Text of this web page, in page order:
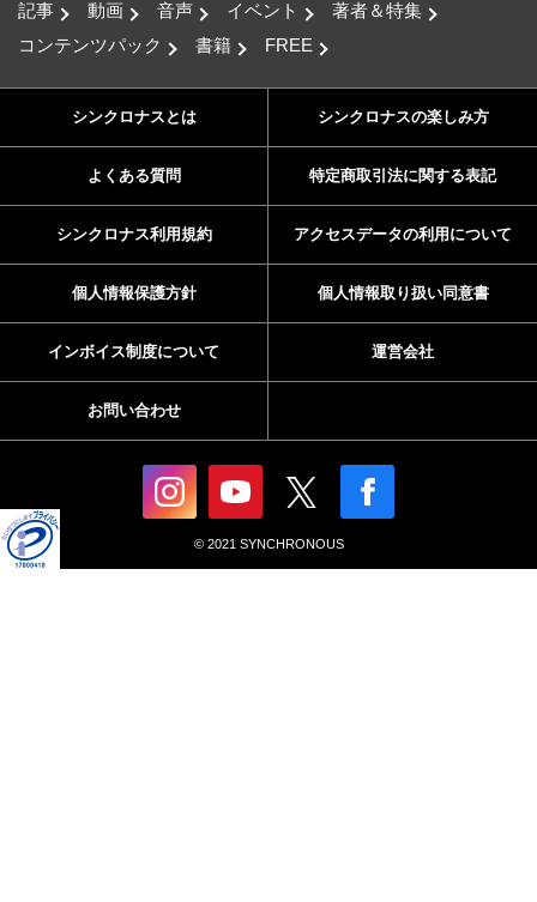
記事 動画 音声 イベント
著者＆特集
コンテンツパック
書籍 FREE
シンクロナスとは シンクロナスの楽しみ方
よくある質問 特定商取引法に関する表記
シンクロナス利用規約 アクセスデータの利用について
個人情報保護方針 個人情報取り扱い同意書
インボイス制度について 運営会社
お問い合わせ
© 2021 SYNCHRONOUS